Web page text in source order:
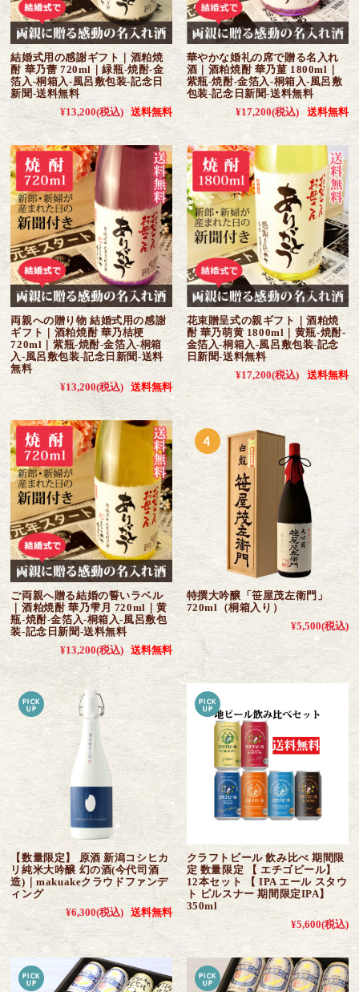
結婚式用の感謝ギフト｜酒粕焼
酎 華乃蕾 720ml｜緑瓶-焼酎-金
箔入-桐箱入-風呂敷包装-記念日
新聞-送料無料
¥13,200(税込) 送料無料
華やかな婚礼の席で贈る名入れ
酒｜酒粕焼酎 華乃菫 1800ml｜
紫瓶-焼酎-金箔入-桐箱入-風呂敷
包装-記念日新聞-送料無料
¥17,200(税込) 送料無料
両親への贈り物 結婚式用の感謝
ギフト｜酒粕焼酎 華乃桔梗
720ml｜紫瓶-焼酎-金箔入-桐箱
入-風呂敷包装-記念日新聞-送料
無料
¥13,200(税込) 送料無料
花束贈呈式の親ギフト｜酒粕焼
酎 華乃萌黄 1800ml｜黄瓶-焼酎-
金箔入-桐箱入-風呂敷包装-記念
日新聞-送料無料
¥17,200(税込) 送料無料
ご両親へ贈る結婚の誓いラベル
｜酒粕焼酎 華乃雫月 720ml｜黄
瓶-焼酎-金箔入-桐箱入-風呂敷包
装-記念日新聞-送料無料
¥13,200(税込) 送料無料
特撰大吟醸「笹屋茂左衛門」
720ml（桐箱入り）
¥5,500(税込)
【数量限定】 原酒 新潟コシヒカ
リ純米大吟醸 幻の酒(今代司酒
造)｜makuakeクラウドファンデ
ィング
¥6,300(税込) 送料無料
クラフトビール 飲み比べ 期間限
定 数量限定 【 エチゴビール】
12本セット 【 IPA エール スタウ
ト ピルスナー 期間限定IPA】
350ml
¥5,600(税込)